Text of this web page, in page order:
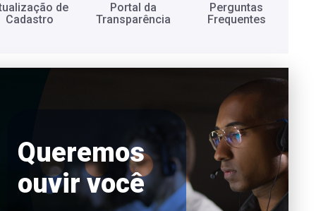
de
Cadastro​
Portal da
Transparência​
Perguntas
Frequentes​
Queremos
ouvir você